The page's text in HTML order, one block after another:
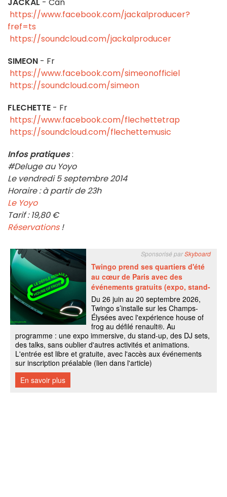
JACKAL - Can
https://www.facebook.com/jackalproducer?
fref=ts
https://soundcloud.com/jackalproducer
SIMEON - Fr
https://www.facebook.com/simeonofficiel
https://soundcloud.com/simeon
FLECHETTE - Fr
https://www.facebook.com/flechettetrap
https://soundcloud.com/flechettemusic
Infos pratiques:
#Deluge au Yoyo
Le vendredi 5 septembre 2014
Horaire : à partir de 23h
Le Yoyo
Tarif : 19,80 €
Réservations!